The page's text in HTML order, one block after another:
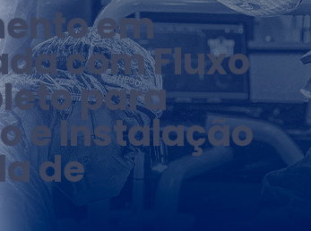
em
com Fluxo
para
e Instalação
de